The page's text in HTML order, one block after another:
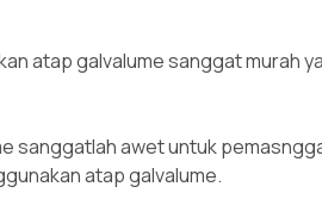
atap galvalume sanggat murah
sanggatlah awet untuk
atap galvalume.